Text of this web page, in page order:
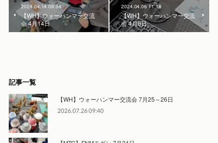
2024.04.14 09:34
【WH】ウォーハンマー交流
会 4月14日
2024.04.06 11:18
【WH】ウォーハンマー交流
会 4月6日
記事一覧
【WH】ウォーハンマー交流会 7月25～26日
2026.07.26 09:40